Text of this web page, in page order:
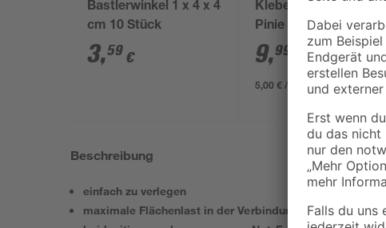
Bastlerwinkel 1 x 4 x 4
cm 10 Stück
3,59 €
Klebefolie 'Aurelio'
Pinie hellgrau 67,5 x
200 cm
9,99
5,00 € / Meter
Beschreibung
einfach zu verlegen
maximale Flächenlast in der Verbindung